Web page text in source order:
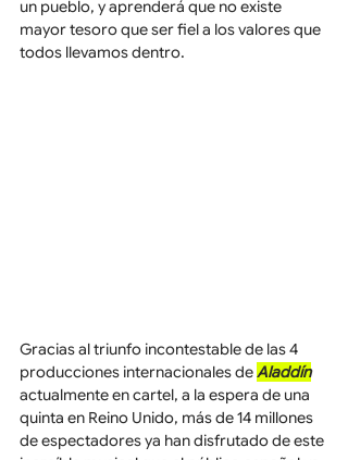
un pueblo, y aprenderá que no existe
mayor tesoro que ser fiel a los valores que
todos llevamos dentro.
Gracias al triunfo incontestable de las 4
producciones internacionales de Aladdín
actualmente en cartel, a la espera de una
quinta en Reino Unido, más de 14 millones
de espectadores ya han disfrutado de este